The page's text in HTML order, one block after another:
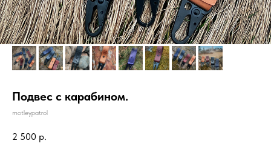
Подвес с карабином.
motleypatrol
2 500 р.